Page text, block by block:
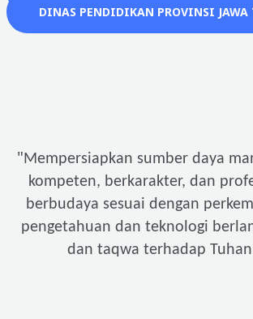
DINAS PENDIDIKAN PROVINSI
"Mempersiapkan sumber daya
kompeten, berkarakter, dan
berbudaya sesuai dengan
pengetahuan dan teknologi
dan taqwa terhadap Tuhan